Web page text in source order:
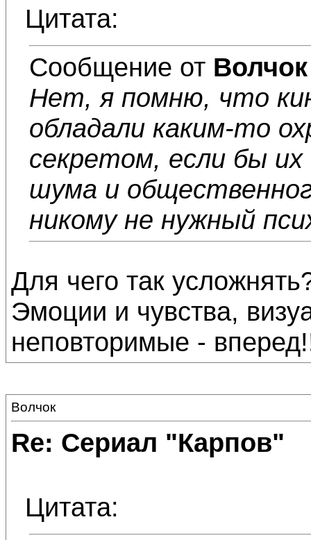
Цитата:
Сообщение от Волчок
Нет, я помню, что
обладали каким-то
секретом, если бы
шума и
никому не нужный
Для чего так
Эмоции и чувства,
неповторимые -
Волчок
Re: Сериал "Карпов"
Цитата: